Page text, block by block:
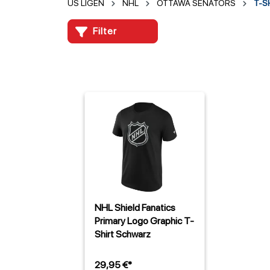
US LIGEN NHL OTTAWA SENATORS T-
Filter
NHL Shield Fanatics
Primary Logo Graphic T-
Shirt Schwarz
29,95 €*